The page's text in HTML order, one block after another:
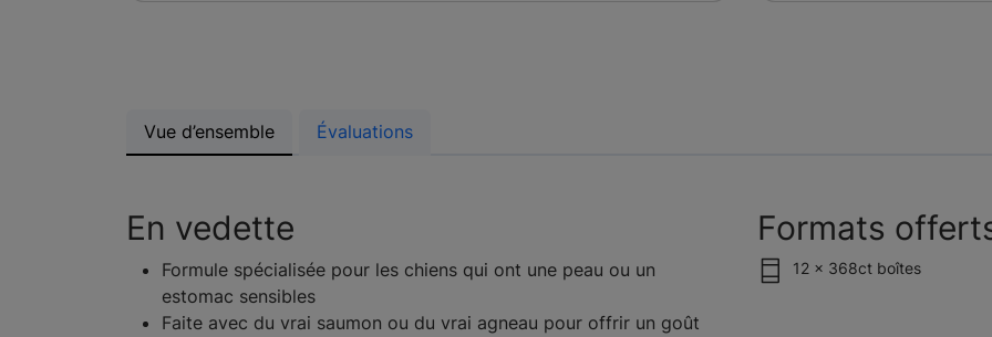
Vue d’ensemble Évaluations
En vedette
Formule spécialisée pour les chiens qui ont une peau ou un
estomac sensibles
Faite avec du vrai saumon ou du vrai agneau pour offrir un goût
Formats
12 x 368ct boîtes